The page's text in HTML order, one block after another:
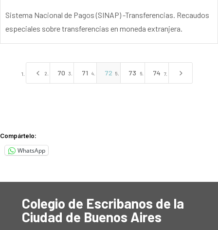
Sistema Nacional de Pagos (SINAP) -Transferencias. Recaudos
especiales sobre transferencias en moneda extranjera.
4 70 71 72 73 74 5
Compártelo:
WhatsApp
Colegio de Escribanos de la
Ciudad de Buenos Aires